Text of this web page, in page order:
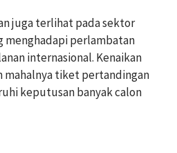
juga terlihat pada sektor
menghadapi perlambatan
internasional. Kenaikan
mahalnya tiket pertandingan
keputusan banyak calon